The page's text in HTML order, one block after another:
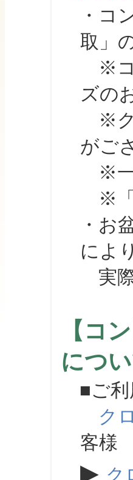
・コ
取」
※コン
ズの
※クー
がご
※一部
※「発
・お
によ
実際
【コ
につ
■ご利
ク
客様
▶ ク